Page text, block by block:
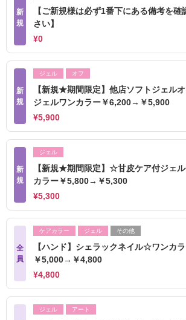
新
規
【ご新規様は必ず1番下にある備考を確
さい】
¥0
新
規
ジェル オフ
【新規★期間限定】他店ソフトジェル
ジェルワンカラー￥6,200→￥5,900
¥5,900
新
規
ジェル
【新規★期間限定】☆甘皮ケア付ジェ
カラー￥5,800→￥5,300
¥5,300
全
員
ケアカラー ジェル その他
【ハンド】シェラックネイル☆ワンカ
￥5,000→￥4,800
¥4,800
ジェル アート